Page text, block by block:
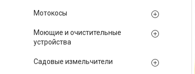
Мотокосы
Моющие и очистительные
устройства
Садовые измельчители